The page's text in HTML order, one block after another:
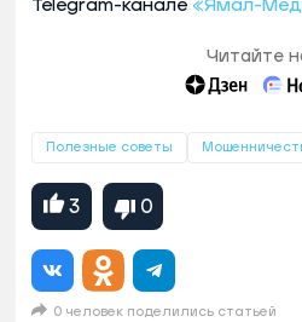
Telegram-канале «Ямал-
Читайте
Полезные советы
3 0
0 человек поделились статьей